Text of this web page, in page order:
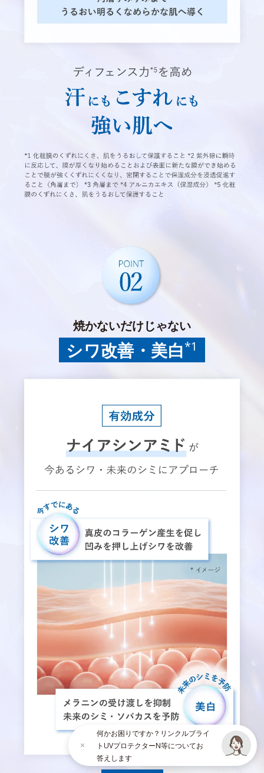
焼かないだけじゃない
シワ改善・美白*1
何かお困りですか？リンクルブライ
トUVプロテクターN等についてお
答えします